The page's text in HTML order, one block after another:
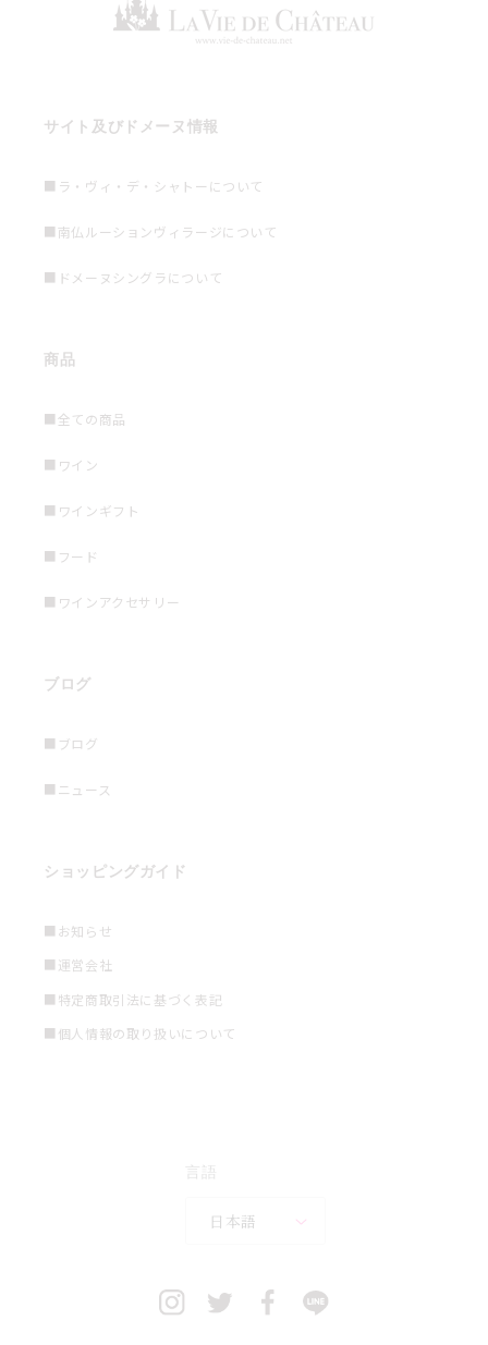
サイト及びドメーヌ情報
■ラ・ヴィ・デ・シャトーについて
■南仏ルーションヴィラージについて
■ドメーヌシングラについて
商品
■全ての商品
■ワイン
■ワインギフト
■フード
■ワインアクセサリー
ブログ
■ブログ
■ニュース
ショッピングガイド
■お知らせ
■運営会社
■特定商取引法に基づく表記
■個人情報の取り扱いについて
言語
日本語